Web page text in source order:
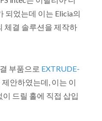
되었는데 이는 Elicia의
체결 솔루션을 제작하
부품으로 EXTRUDE-
안하였는데, 이는 이
드릴 홀에 직접 삽입